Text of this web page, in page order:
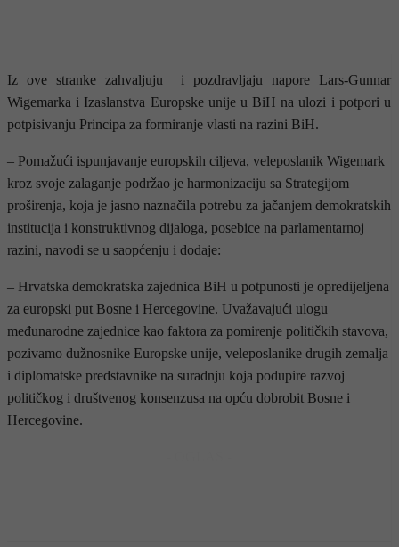
Iz ove stranke zahvaljuju i pozdravljaju napore Lars-Gunnar
Wigemarka i Izaslanstva Europske unije u BiH na ulozi i potpori u
potpisivanju Principa za formiranje vlasti na razini BiH.
– Pomažući ispunjavanje europskih ciljeva, veleposlanik Wigemark
kroz svoje zalaganje podržao je harmonizaciju sa Strategijom
proširenja, koja je jasno naznačila potrebu za jačanjem demokratskih
institucija i konstruktivnog dijaloga, posebice na parlamentarnoj
razini, navodi se u saopćenju i dodaje:
– Hrvatska demokratska zajednica BiH u potpunosti je opredijeljena
za europski put Bosne i Hercegovine. Uvažavajući ulogu
međunarodne zajednice kao faktora za pomirenje političkih stavova,
pozivamo dužnosnike Europske unije, veleposlanike drugih zemalja
i diplomatske predstavnike na suradnju koja podupire razvoj
političkog i društvenog konsenzusa na opću dobrobit Bosne i
Hercegovine.